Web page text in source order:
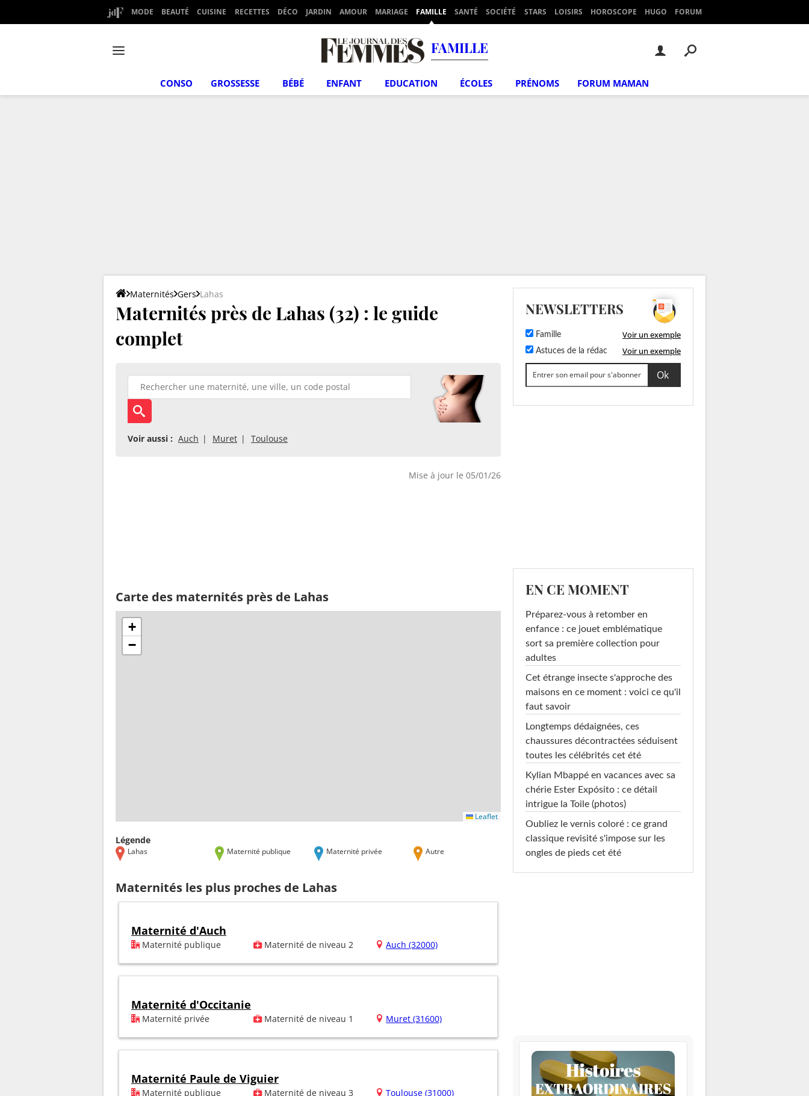
MODE BEAUTÉ CUISINE RECETTES DÉCO JARDIN AMOUR MARIAGE FAMILLE SANTÉ SOCIÉTÉ STARS LOISIRS HOROSCOPE HUGO FORUM
FAMILLE
CONSO GROSSESSE BÉBÉ ENFANT EDUCATION ÉCOLES PRÉNOMS FORUM MAMAN
Maternités Gers Lahas
Maternités près de Lahas (32) : le guide
complet
Voir aussi : Auch Muret Toulouse
Mise à jour le 05/01/26
Carte des maternités près de Lahas
+
−
Leaflet
Légende
Lahas Maternité publique Maternité privée Autre
Maternités les plus proches de Lahas
Maternité d'Auch
Maternité publique Maternité de niveau 2 Auch (32000)
Maternité d'Occitanie
Maternité privée Maternité de niveau 1 Muret (31600)
Maternité Paule de Viguier
Maternité publique Maternité de niveau 3 Toulouse (31000)
NEWSLETTERS
Famille Voir un exemple
Astuces de la rédac Voir un exemple
EN CE MOMENT
Préparez-vous à retomber en
enfance : ce jouet emblématique
sort sa première collection pour
adultes
Cet étrange insecte s'approche des
maisons en ce moment : voici ce qu'il
faut savoir
Longtemps dédaignées, ces
chaussures décontractées séduisent
toutes les célébrités cet été
Kylian Mbappé en vacances avec sa
chérie Ester Expósito : ce détail
intrigue la Toile (photos)
Oubliez le vernis coloré : ce grand
classique revisité s'impose sur les
ongles de pieds cet été